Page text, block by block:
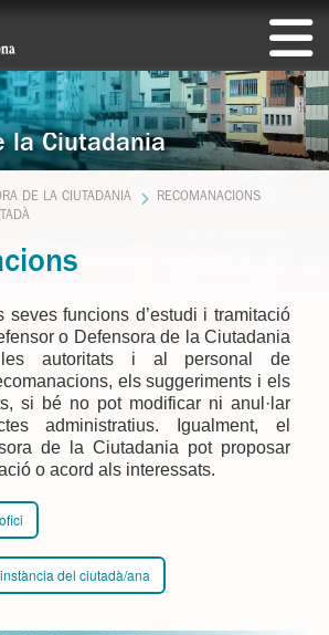
la Ciutadania
DE LA CIUTADANIA
RECOMANACIONS
seves funcions d’estudi i tramitació
o Defensora de la Ciutadania
autoritats i al personal de
els suggeriments i els
si bé no pot modificar ni anul·lar
administratius. Igualment, el
de la Ciutadania pot proposar
o acord als interessats.
del ciutadà/ana